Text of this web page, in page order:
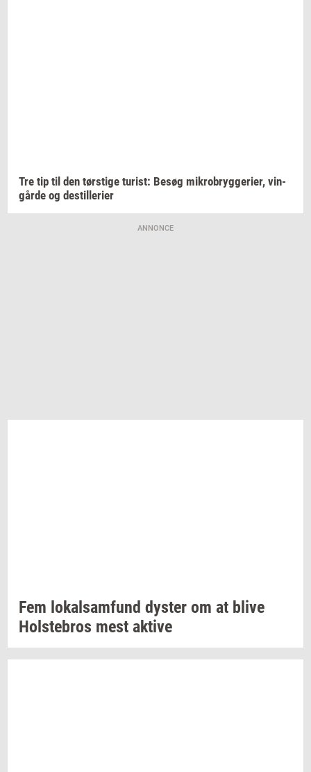
Tre tip til den tørsti­ge turist: Besøg mi­kro­bryg­ge­ri­er, vin­
går­de og destil­le­ri­er
ANNONCE
Fem lo­kal­sam­fund dy­ster om at blive
Holste­bros mest ak­ti­ve